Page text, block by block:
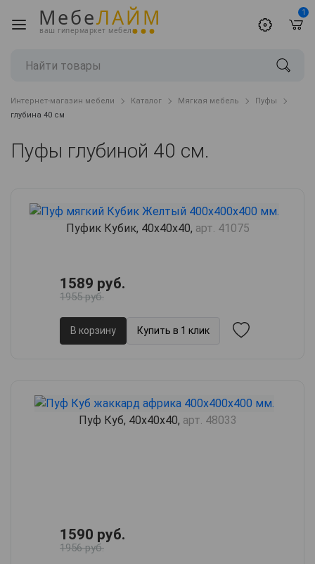
МебеЛАЙМ
ваш гипермаркет мебели
1
Интернет-магазин мебели Каталог Мягкая мебель
Пуфы
глубина 40 см
Пуфы глубиной 40 см.
Пуфик Кубик, 40х40х40, арт. 41075
1589 руб.
1955 руб.
В корзину Купить в 1 клик
Пуф Куб, 40х40х40, арт. 48033
1590 руб.
1956 руб.